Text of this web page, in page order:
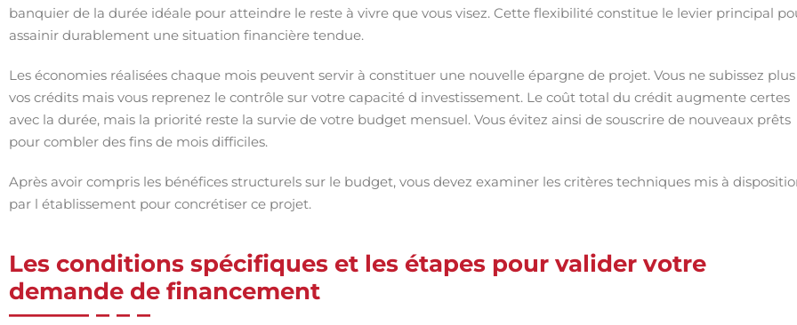
banquier de la durée idéale pour atteindre le reste à vivre que vous visez. Cette flexibilité constitue le levier principal
assainir durablement une situation financière tendue.
Les économies réalisées chaque mois peuvent servir à constituer une nouvelle épargne de projet. Vous ne subissez plus
vos crédits mais vous reprenez le contrôle sur votre capacité d investissement. Le coût total du crédit augmente certes
avec la durée, mais la priorité reste la survie de votre budget mensuel. Vous évitez ainsi de souscrire de nouveaux prêts
pour combler des fins de mois difficiles.
Après avoir compris les bénéfices structurels sur le budget, vous devez examiner les critères techniques mis à
par l établissement pour concrétiser ce projet.
Les conditions spécifiques et les étapes pour valider votre
demande de financement